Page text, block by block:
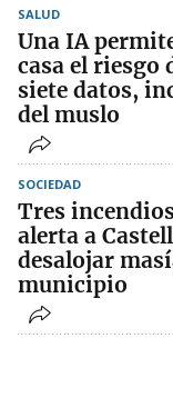
SALUD
Una IA
casa el riesgo
siete datos,
del muslo
SOCIEDAD
Tres
alerta a
desalojar
municipio